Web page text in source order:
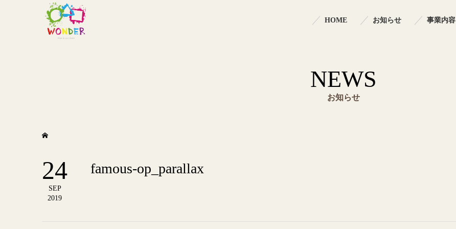
HOME お知らせ 事業内容
NEWS
お知らせ
24
SEP
2019
famous-op_parallax